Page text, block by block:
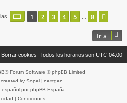
Página de
1 2 3 4 5 8
Ir a
Todos los horarios son UTC-04:00
Borrar cookies
® Forum Software © phpBB Limited
by Sopel| nextgen
español por phpBB España
| Condiciones